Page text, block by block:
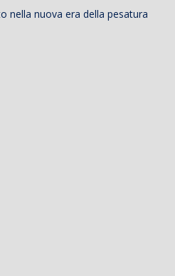
nella nuova era della pesatura